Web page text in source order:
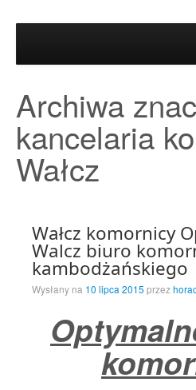
Przykładowa strona
Strona Główna
Archiwa
kancelaria
Wałcz
Wałcz komornicy
Walcz biuro
kambodżańskiego
Wysłany na 10 lipca 2015 przez